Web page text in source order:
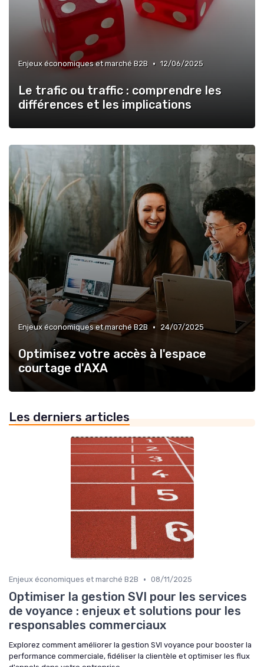
Enjeux économiques et marché B2B • 12/06/2025
Le trafic ou traffic : comprendre les
différences et les implications
Enjeux économiques et marché B2B • 24/07/2025
Optimisez votre accès à l'espace
courtage d'AXA
Les derniers articles
Enjeux économiques et marché B2B • 08/11/2025
Optimiser la gestion SVI pour les services
de voyance : enjeux et solutions pour les
responsables commerciaux
Explorez comment améliorer la gestion SVI voyance pour booster la
performance commerciale, fidéliser la clientèle et optimiser les flux